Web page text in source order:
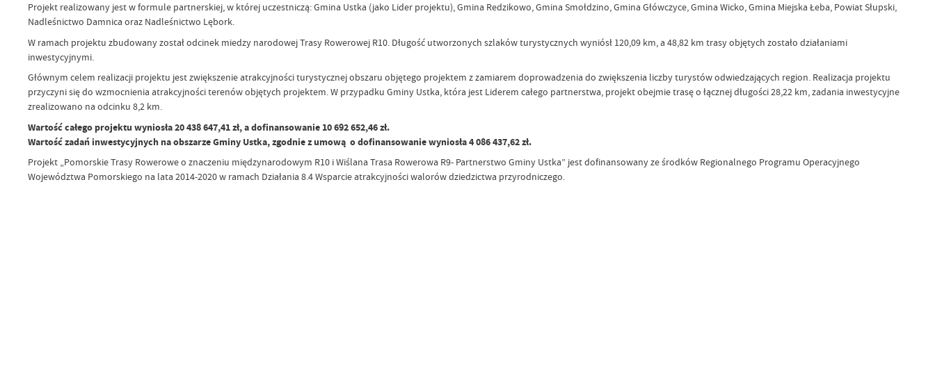
Projekt realizowany jest w formule partnerskiej, w której uczestniczą: Gmina Ustka (jako Lider projektu), Gmina Redzikowo, Gmina Smołdzino, Gmina Główczyce, Gmina Wicko, Gmina Miejska Łeba, Powiat Słupski,
Nadleśnictwo Damnica oraz Nadleśnictwo Lębork.
W ramach projektu zbudowany został odcinek miedzy narodowej Trasy Rowerowej R10. Długość utworzonych szlaków turystycznych wyniósł 120,09 km, a 48,82 km trasy objętych zostało działaniami
inwestycyjnymi.
Głównym celem realizacji projektu jest zwiększenie atrakcyjności turystycznej obszaru objętego projektem z zamiarem doprowadzenia do zwiększenia liczby turystów odwiedzających region. Realizacja projektu
przyczyni się do wzmocnienia atrakcyjności terenów objętych projektem. W przypadku Gminy Ustka, która jest Liderem całego partnerstwa, projekt obejmie trasę o łącznej długości 28,22 km, zadania inwestycyjne
zrealizowano na odcinku 8,2 km.
Wartość całego projektu wyniosła 20 438 647,41 zł, a dofinansowanie 10 692 652,46 zł.
Wartość zadań inwestycyjnych na obszarze Gminy Ustka, zgodnie z umową o dofinansowanie wyniosła 4 086 437,62 zł.
Projekt „Pomorskie Trasy Rowerowe o znaczeniu międzynarodowym R10 i Wiślana Trasa Rowerowa R9- Partnerstwo Gminy Ustka” jest dofinansowany ze środków Regionalnego Programu Operacyjnego
Województwa Pomorskiego na lata 2014-2020 w ramach Działania 8.4 Wsparcie atrakcyjności walorów dziedzictwa przyrodniczego.